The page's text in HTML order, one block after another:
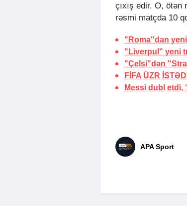
çıxış edir. O, ötən
rəsmi matçda 10
"Roma"dan
"Liverpul" yeni
"Çelsi"dən
FİFA ÜZR İSTƏDİ
Messi dubl etdi,
APA Sport